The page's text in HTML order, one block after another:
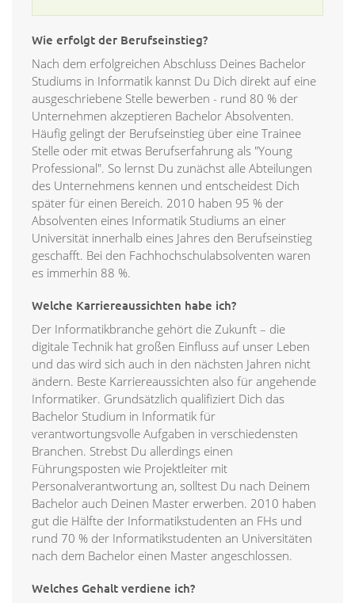
Wie erfolgt der Berufseinstieg?
Nach dem erfolgreichen Abschluss Deines Bachelor
Studiums in Informatik kannst Du Dich direkt auf eine
ausgeschriebene Stelle bewerben - rund 80 % der
Unternehmen akzeptieren Bachelor Absolventen.
Häufig gelingt der Berufseinstieg über eine Trainee
Stelle oder mit etwas Berufserfahrung als "Young
Professional". So lernst Du zunächst alle Abteilungen
des Unternehmens kennen und entscheidest Dich
später für einen Bereich. 2010 haben 95 % der
Absolventen eines Informatik Studiums an einer
Universität innerhalb eines Jahres den Berufseinstieg
geschafft. Bei den Fachhochschulabsolventen waren
es immerhin 88 %.
Welche Karriereaussichten habe ich?
Der Informatikbranche gehört die Zukunft – die
digitale Technik hat großen Einfluss auf unser Leben
und das wird sich auch in den nächsten Jahren nicht
ändern. Beste Karriereaussichten also für angehende
Informatiker. Grundsätzlich qualifiziert Dich das
Bachelor Studium in Informatik für
verantwortungsvolle Aufgaben in verschiedensten
Branchen. Strebst Du allerdings einen
Führungsposten wie Projektleiter mit
Personalverantwortung an, solltest Du nach Deinem
Bachelor auch Deinen Master erwerben. 2010 haben
gut die Hälfte der Informatikstudenten an FHs und
rund 70 % der Informatikstudenten an Universitäten
nach dem Bachelor einen Master angeschlossen.
Welches Gehalt verdiene ich?